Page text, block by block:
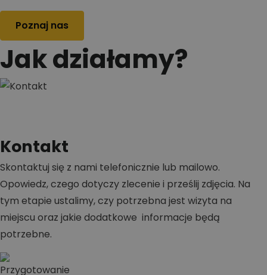
Poznaj nas
Jak działamy?
Kontakt
Skontaktuj się z nami telefonicznie lub mailowo.
Opowiedz, czego dotyczy zlecenie i prześlij zdjęcia. Na
tym etapie ustalimy, czy potrzebna jest wizyta na
miejscu oraz jakie dodatkowe informacje będą
potrzebne.